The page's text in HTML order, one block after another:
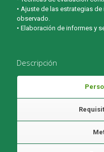
• Ajuste de las estrategias
observado.
• Elaboración de informes y
Descripción